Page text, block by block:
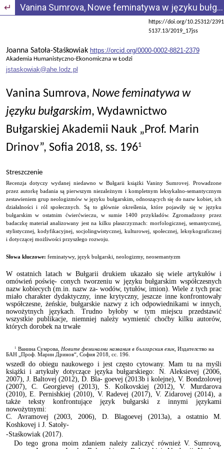
Wróć do szczegółów artykułu Vanina Sumrova, Nowe feminatywa w języku bułgarskim, Wydawnictwo Bułgarskiej Akademii Nauk „Prof. Marin Drinov”, Sofia 2018, ss. 196